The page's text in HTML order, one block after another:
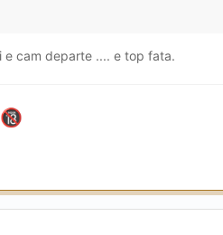
e cam departe .... e top fata.
🔞